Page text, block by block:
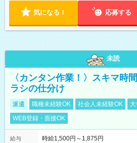
気になる！ 応募する
未読
〈カンタン作業！〉スキマ時
ラシの仕分け
派遣 職種未経験OK 社会人未経験OK
WEB登録・面接OK
給与
時給1,500円～1,875円